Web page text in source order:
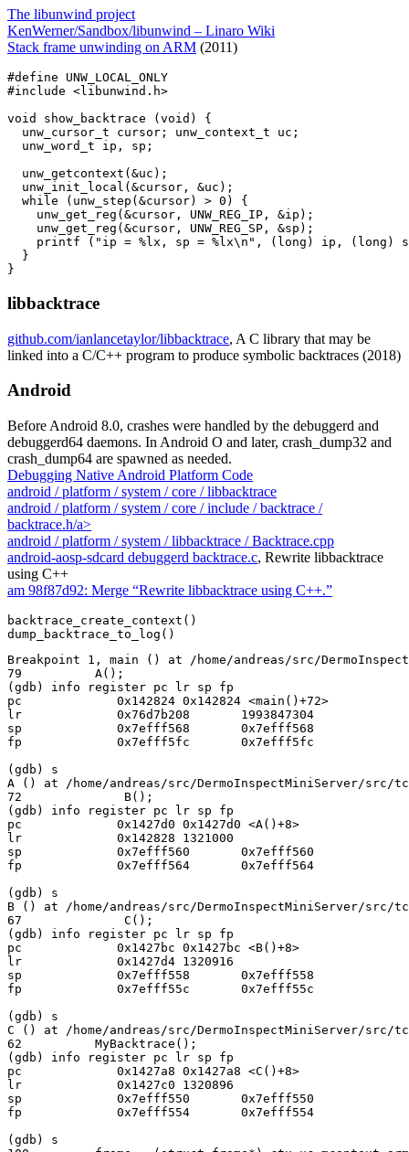
The libunwind project
KenWerner/Sandbox/libunwind – Linaro Wiki
Stack frame unwinding on ARM (2011)
#define UNW_LOCAL_ONLY
#include <libunwind.h>
void show_backtrace (void) {
  unw_cursor_t cursor; unw_context_t uc;
  unw_word_t ip, sp;
  unw_getcontext(&uc);
  unw_init_local(&cursor, &uc);
  while (unw_step(&cursor) > 0) {
    unw_get_reg(&cursor, UNW_REG_IP, &ip);
    unw_get_reg(&cursor, UNW_REG_SP, &sp);
printf ("ip = %lx, sp = %lx\n", (long) ip, (long)
  }
libbacktrace
github.com/ianlancetaylor/libbacktrace, A C library that may be
linked into a C/C++ program to produce symbolic backtraces (2018)
Android
Before Android 8.0, crashes were handled by the debuggerd and
debuggerd64 daemons. In Android O and later, crash_dump32 and
crash_dump64 are spawned as needed.
Debugging Native Android Platform Code
android / platform / system / core / libbacktrace
android / platform / system / core / include / backtrace /
backtrace.h/a>
android / platform / system / libbacktrace / Backtrace.cpp
android-aosp-sdcard debuggerd backtrace.c, Rewrite libbacktrace
using C++
am 98f87d92: Merge “Rewrite libbacktrace using C++.”
backtrace_create_context()
Breakpoint 1, main () at /home/andreas/src/
79          A();
(gdb) info register pc lr sp fp
pc             0x142824 0x142824 <main()+72>
lr             0x76d7b208       1993847304
sp             0x7efff568       0x7efff568
fp             0x7efff5fc       0x7efff5fc
(gdb) s
A () at /home/andreas/src/DermoInspectMiniServer/src/
72              B();
(gdb) info register pc lr sp fp
pc             0x1427d0 0x1427d0 <A()+8>
lr             0x142828 1321000
sp             0x7efff560       0x7efff560
fp             0x7efff564       0x7efff564
(gdb) s
B () at /home/andreas/src/DermoInspectMiniServer/src/
67              C();
(gdb) info register pc lr sp fp
pc             0x1427bc 0x1427bc <B()+8>
lr             0x1427d4 1320916
sp             0x7efff558       0x7efff558
fp             0x7efff55c       0x7efff55c
(gdb) s
C () at /home/andreas/src/DermoInspectMiniServer/src/
62          MyBacktrace();
(gdb) info register pc lr sp fp
pc             0x1427a8 0x1427a8 <C()+8>
lr             0x1427c0 1320896
sp             0x7efff550       0x7efff550
fp             0x7efff554       0x7efff554
(gdb) s